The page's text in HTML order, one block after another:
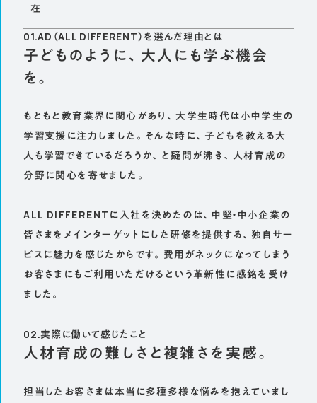
在
01.AD（ALL DIFFERENT）を選んだ理由とは
子どものように、大人にも学ぶ機会
を。
もともと教育業界に関心があり、大学生時代は小中学生の
学習支援に注力しました。そんな時に、子どもを教える大
人も学習できているだろうか、と疑問が沸き、人材育成の
分野に関心を寄せました。
ALL DIFFERENTに入社を決めたのは、中堅・中小企業の
皆さまをメインターゲットにした研修を提供する、独自サー
ビスに魅力を感じたからです。費用がネックになってしまう
お客さまにもご利用いただけるという革新性に感銘を受け
ました。
02.実際に働いて感じたこと
人材育成の難しさと複雑さを実感。
担当したお客さまは本当に多種多様な悩みを抱えていまし